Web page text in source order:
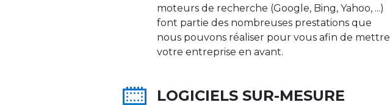
moteurs de recherche (Google, Bing, Yahoo, ...)
font partie des nombreuses prestations que
nous pouvons réaliser pour vous afin de mettre
votre entreprise en avant.
LOGICIELS SUR-MESURE